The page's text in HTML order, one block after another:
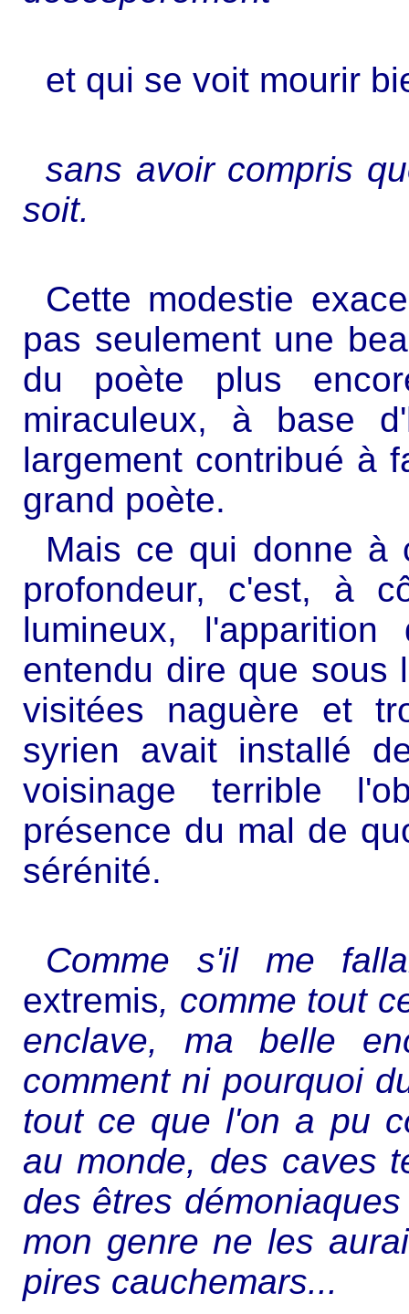
et qui se voit mourir
sans avoir compris
soit.
Cette modestie
pas seulement une
du poète plus
miraculeux, à base
largement contribué à
grand poète.
Mais ce qui donne à
profondeur, c'est, à
lumineux,
entendu dire que sous
visitées naguère et
syrien avait installé
voisinage terrible
présence du mal de
sérénité.
Comme s'il me
extremis, comme tout
enclave, ma belle
comment ni pourquoi
tout ce que l'on a pu
au monde, des caves
des êtres
mon genre ne les
pires cauchemars...